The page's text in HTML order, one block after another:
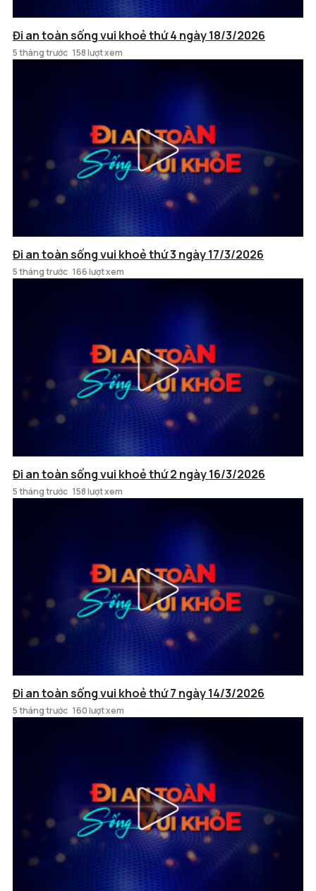
Đi an toàn sống vui khoẻ thứ 4 ngày 18/3/2026
5 tháng trước 158 lượt xem
Đi an toàn sống vui khoẻ thứ 3 ngày 17/3/2026
5 tháng trước 166 lượt xem
Đi an toàn sống vui khoẻ thứ 2 ngày 16/3/2026
5 tháng trước 158 lượt xem
Đi an toàn sống vui khoẻ thứ 7 ngày 14/3/2026
5 tháng trước 160 lượt xem